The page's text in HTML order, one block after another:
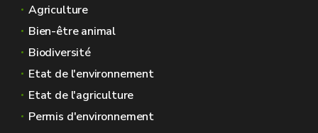
Agriculture
Bien-être animal
Biodiversité
Etat de l'environnement
Etat de l'agriculture
Permis d'environnement